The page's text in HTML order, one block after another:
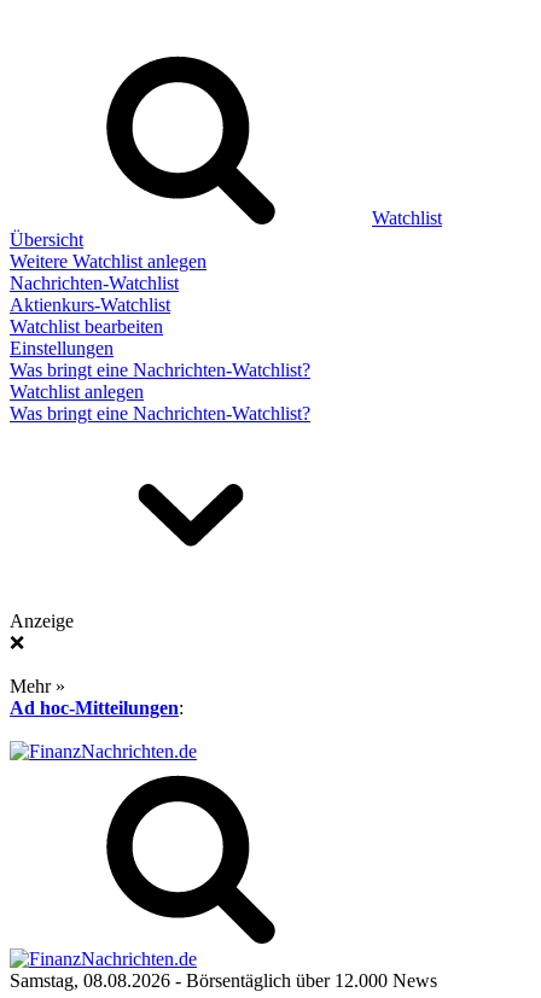
Watchlist
Übersicht
Weitere Watchlist anlegen
Nachrichten-Watchlist
Aktienkurs-Watchlist
Watchlist bearbeiten
Einstellungen
Was bringt eine Nachrichten-Watchlist?
Watchlist anlegen
Was bringt eine Nachrichten-Watchlist?
Anzeige
❌
Mehr »
Ad hoc-Mitteilungen:
Samstag, 08.08.2026 - Börsentäglich über 12.000 News